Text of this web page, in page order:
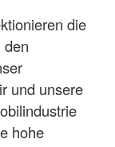
die
den
und unsere
hohe